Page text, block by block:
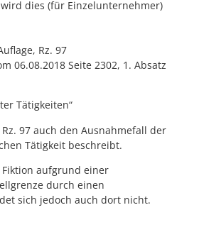
wird dies (für Einzelunternehmer)
Rz. 97
06.08.2018 Seite 2302, 1. Absatz
Tätigkeiten“
Rz. 97 auch den Ausnahmefall der
Tätigkeit beschreibt.
aufgrund einer
durch einen
sich jedoch auch dort nicht.